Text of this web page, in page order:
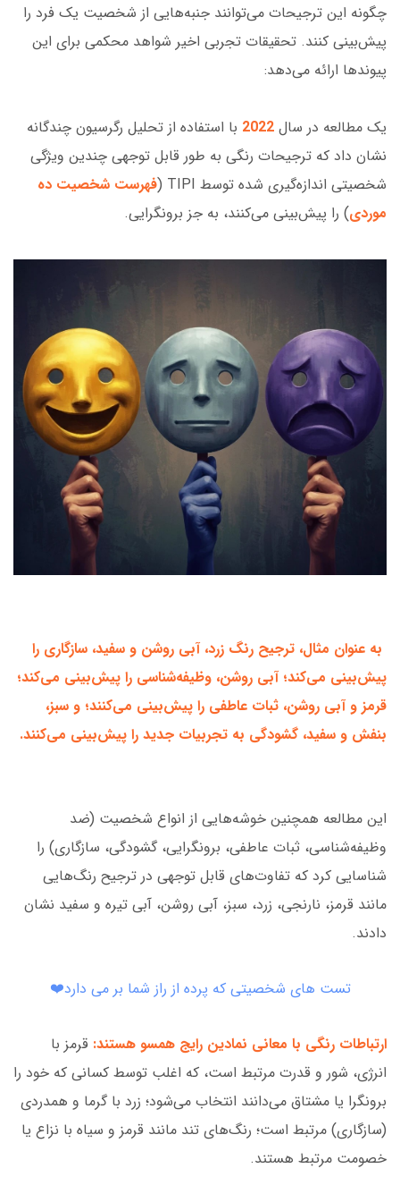
چگونه این ترجیحات می‌توانند جنبه‌هایی از شخصیت یک فرد را
پیش‌بینی کنند. تحقیقات تجربی اخیر شواهد محکمی برای این
پیوندها ارائه می‌دهد:
یک مطالعه در سال 2022 با استفاده از تحلیل رگرسیون چندگانه
نشان داد که ترجیحات رنگی به طور قابل توجهی چندین ویژگی
شخصیتی اندازه‌گیری شده توسط TIPI (
فهرست شخصیت ده
موردی) را پیش‌بینی می‌کنند، به جز برونگرایی.
به عنوان مثال، ترجیح رنگ زرد، آبی روشن و سفید، سازگاری را
پیش‌بینی می‌کند؛ آبی روشن، وظیفه‌شناسی را پیش‌بینی می‌کند؛
قرمز و آبی روشن، ثبات عاطفی را پیش‌بینی می‌کنند؛ و سبز،
بنفش و سفید، گشودگی به تجربیات جدید را پیش‌بینی می‌کنند.
این مطالعه همچنین خوشه‌هایی از انواع شخصیت (ضد
وظیفه‌شناسی، ثبات عاطفی، برونگرایی، گشودگی، سازگاری) را
شناسایی کرد که تفاوت‌های قابل توجهی در ترجیح رنگ‌هایی
مانند قرمز، نارنجی، زرد، سبز، آبی روشن، آبی تیره و سفید نشان
دادند.
تست های شخصیتی که پرده از راز شما بر می دارد❤️
ارتباطات رنگی با معانی نمادین رایج همسو هستند: قرمز با
انرژی، شور و قدرت مرتبط است، که اغلب توسط کسانی که خود را
برونگرا یا مشتاق می‌دانند انتخاب می‌شود؛ زرد با گرما و همدردی
(سازگاری) مرتبط است؛ رنگ‌های تند مانند قرمز و سیاه با نزاع یا
خصومت مرتبط هستند.